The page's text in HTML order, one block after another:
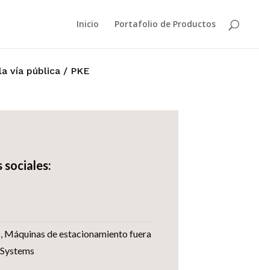
Inicio Portafolio de Productos
vía pública / PKE
sociales:
Máquinas de estacionamiento fuera